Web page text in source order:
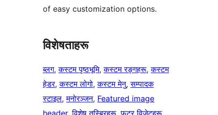
of easy customization options.
विशेषताहरू
ब्लग, कस्टम पृष्ठभूमि, कस्टम रङ्गहरू, कस्टम
हेडर, कस्टम लोगो, कस्टम मेनु, सम्पादक
स्टाइल, मनोरञ्जन, Featured image